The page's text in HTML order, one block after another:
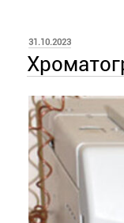
ОПУБЛИКОВАНО
31.10.2023